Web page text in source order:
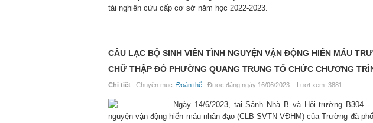
tài nghiên cứu cấp cơ sở năm học 2022-2023.
CÂU LẠC BỘ SINH VIÊN TÌNH NGUYỆN VẬN ĐỘNG HIẾN MÁU
CHỮ THẬP ĐỎ PHƯỜNG QUANG TRUNG TỔ CHỨC CHƯƠNG
Chi tiết Chuyên mục: Đoàn thể Được đăng ngày 16/06/2023 Lượt xem: 3881
Ngày 14/6/2023, tại Sảnh Nhà B và Hội trường
nguyện vận động hiến máu nhân đạo (CLB SVTN VĐHM) của Trường đã